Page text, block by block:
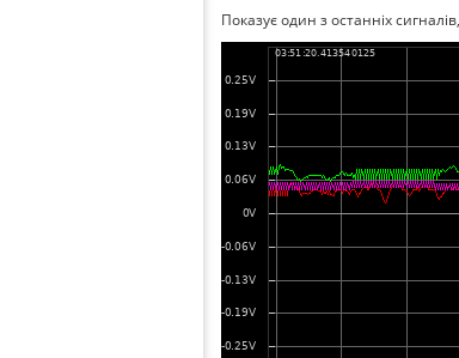
Показує один з останніх